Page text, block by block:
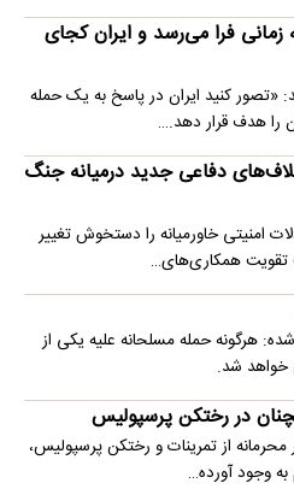
فرا می‌رسد و ایران کجای
«تصور کنید ایران در پاسخ به یک حمله
را هدف قرار دهد.…
دفاعی جدید درمیانه جنگ
امنیتی خاورمیانه را دستخوش تغییر
تقویت همکاری‌های…
هرگونه حمله مسلحانه علیه یکی از
خواهد شد.
در رختکن پرسپولیس
محرمانه از تمرینات و رختکن پرسپولیس،
وجود آورده…